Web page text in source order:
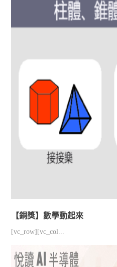
【銅獎】數學動起來
[vc_row][vc_col...